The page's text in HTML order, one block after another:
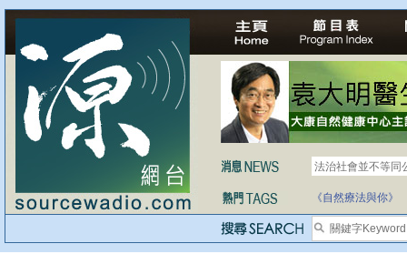
法治社會並不等同
《自然療法與你》